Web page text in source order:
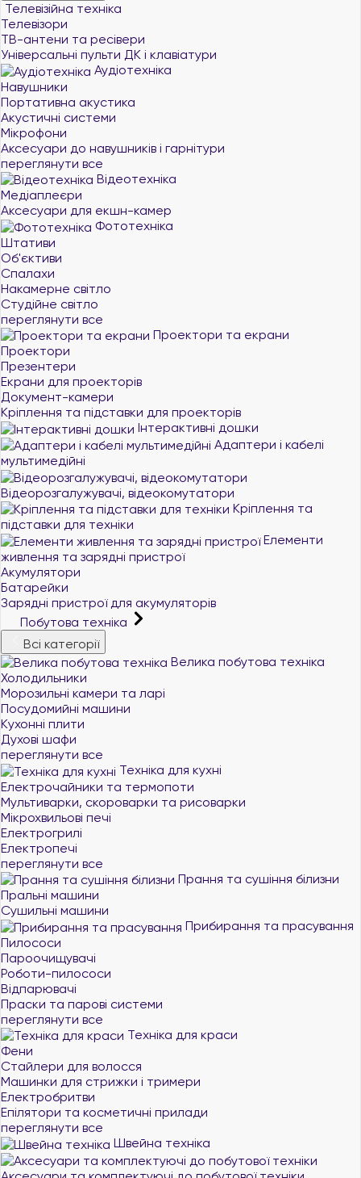
Телевізійна техніка
Телевізори
ТВ-антени та ресівери
Універсальні пульти ДК і клавіатури
Аудіотехніка
Навушники
Портативна акустика
Акустичні системи
Мікрофони
Аксесуари до навушників і гарнітури
переглянути все
Відеотехніка
Медіаплеєри
Аксесуари для екшн-камер
Фототехніка
Штативи
Об'єктиви
Спалахи
Накамерне світло
Студійне світло
переглянути все
Проектори та екрани
Проектори
Презентери
Екрани для проекторів
Документ-камери
Кріплення та підставки для проекторів
Інтерактивні дошки
Адаптери і кабелі
мультимедійні
Відеорозгалужувачі, відеокомутатори
Кріплення та
підставки для техніки
Елементи
живлення та зарядні пристрої
Акумулятори
Батарейки
Зарядні пристрої для акумуляторів
Побутова техніка
Всі категорії
Велика побутова техніка
Холодильники
Морозильні камери та ларі
Посудомийні машини
Кухонні плити
Духові шафи
переглянути все
Техніка для кухні
Електрочайники та термопоти
Мультиварки, скороварки та рисоварки
Мікрохвильові печі
Електрогрилі
Електропечі
переглянути все
Прання та сушіння білизни
Пральні машини
Сушильні машини
Прибирання та прасування
Пилососи
Пароочищувачі
Роботи-пилососи
Відпарювачі
Праски та парові системи
переглянути все
Техніка для краси
Фени
Стайлери для волосся
Машинки для стрижки і тримери
Електробритви
Епілятори та косметичні прилади
переглянути все
Швейна техніка